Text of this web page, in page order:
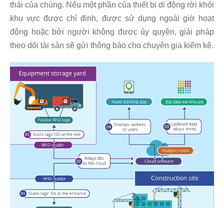
thái của chúng. Nếu một phần của thiết bị di động rời khỏi
khu vực được chỉ định, được sử dụng ngoài giờ hoạt
động hoặc bởi người không được ủy quyền, giải pháp
theo dõi tài sản sẽ gửi thông báo cho chuyên gia kiểm kê.